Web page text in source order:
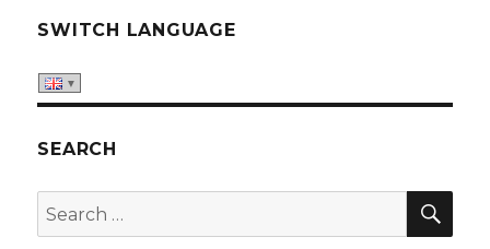
SWITCH LANGUAGE
SEARCH
Search
for: